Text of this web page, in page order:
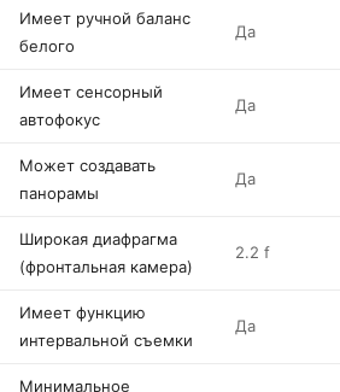
Имеет ручной баланс
белого
Да
Имеет сенсорный
автофокус
Да
Может создавать
панорамы
Да
Широкая диафрагма
(фронтальная камера)
2.2 f
Имеет функцию
интервальной съемки
Да
Минимальное